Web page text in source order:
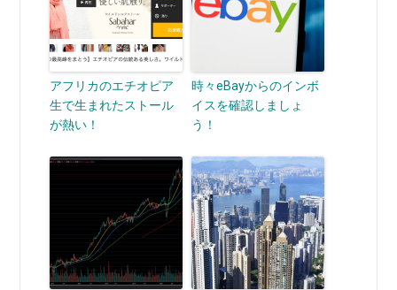
アフリカのエチオピア
生で生まれたストール
が熱い！
時々eBayからのインボ
イスを確認しましょ
う！